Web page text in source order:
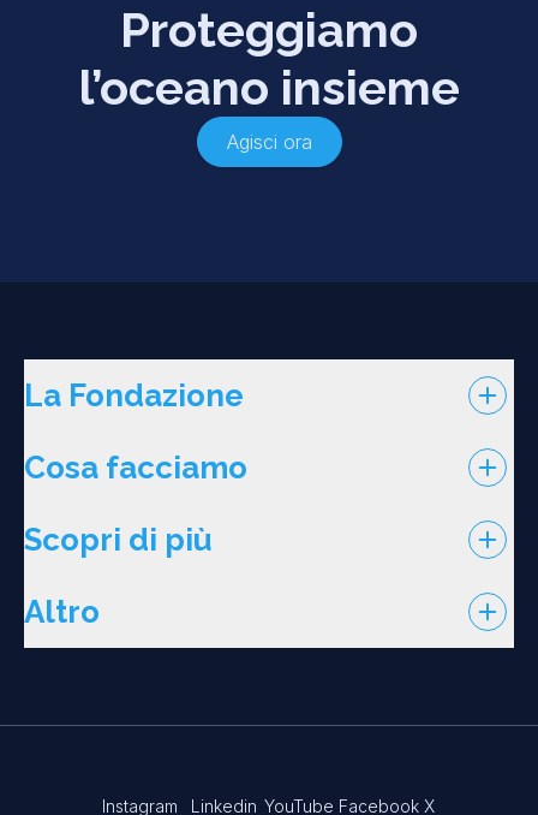
Proteggiamo
l’oceano insieme
Agisci ora
La Fondazione
Cosa facciamo
Scopri di più
Altro
Instagram Linkedin YouTube Facebook X